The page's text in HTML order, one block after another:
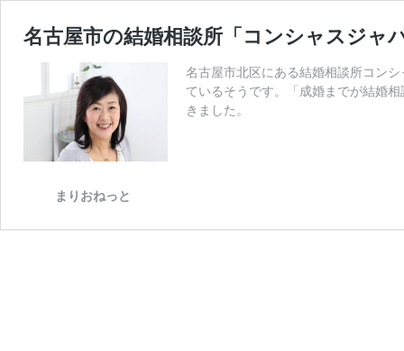
名古屋市の結婚相談所「コンシャスジャ
名古屋市北区にある結婚相談所コン
ているそうです。「成婚までが結婚
きました。
まりおねっと